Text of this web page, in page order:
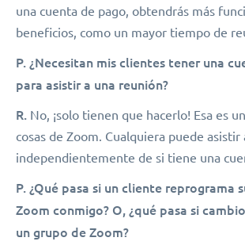
una cuenta de pago, obtendrás más
beneficios, como un mayor tiempo de
P. ¿Necesitan mis clientes tener una
para asistir a una reunión?
R. No, ¡solo tienen que hacerlo! Esa es
cosas de Zoom. Cualquiera puede asistir
independientemente de si tiene una
P. ¿Qué pasa si un cliente reprograma
Zoom conmigo? O, ¿qué pasa si
un grupo de Zoom?